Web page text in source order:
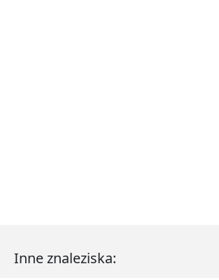
Inne znaleziska: